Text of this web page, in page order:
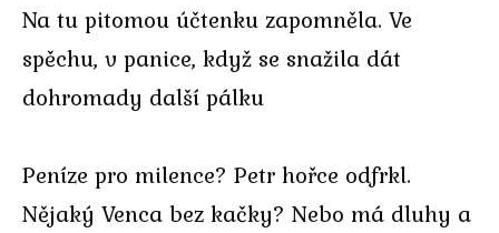
Na tu pitomou účtenku zapomněla. Ve
spěchu, v panice, když se snažila dát
dohromady další pálku
Peníze pro milence? Petr hořce odfrkl.
Nějaký Venca bez kačky? Nebo má dluhy a